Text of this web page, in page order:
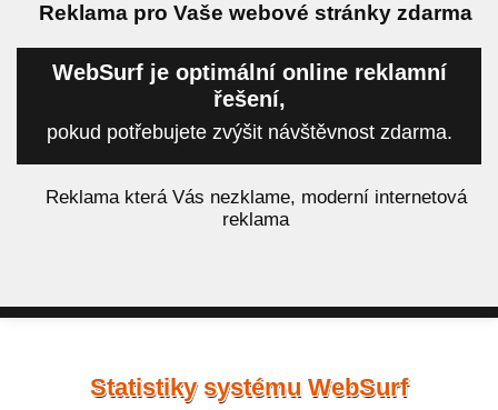
Reklama pro Vaše webové stránky zdarma
WebSurf je optimální online reklamní
řešení,
pokud potřebujete zvýšit návštěvnost zdarma.
Reklama která Vás nezklame, moderní internetová
reklama
Statistiky systému WebSurf